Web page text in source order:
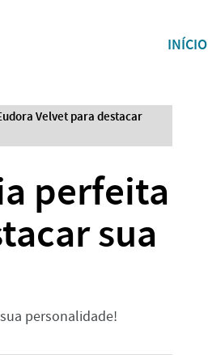
INÍCIO
Velvet para destacar
perfeita
sua
personalidade!